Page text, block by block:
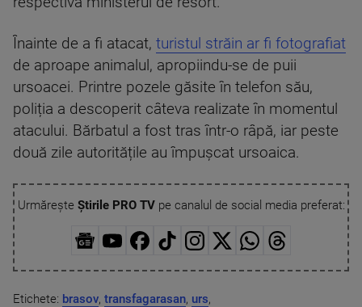
Înainte de a fi atacat, turistul străin ar fi fotografiat
de aproape animalul, apropiindu-se de puii
ursoacei. Printre pozele găsite în telefon său,
poliția a descoperit câteva realizate în momentul
atacului. Bărbatul a fost tras într-o râpă, iar peste
două zile autoritățile au împușcat ursoaica.
Urmărește Știrile PRO TVpe canalul de social media preferat:
Etichete: brasov, transfagarasan, urs,